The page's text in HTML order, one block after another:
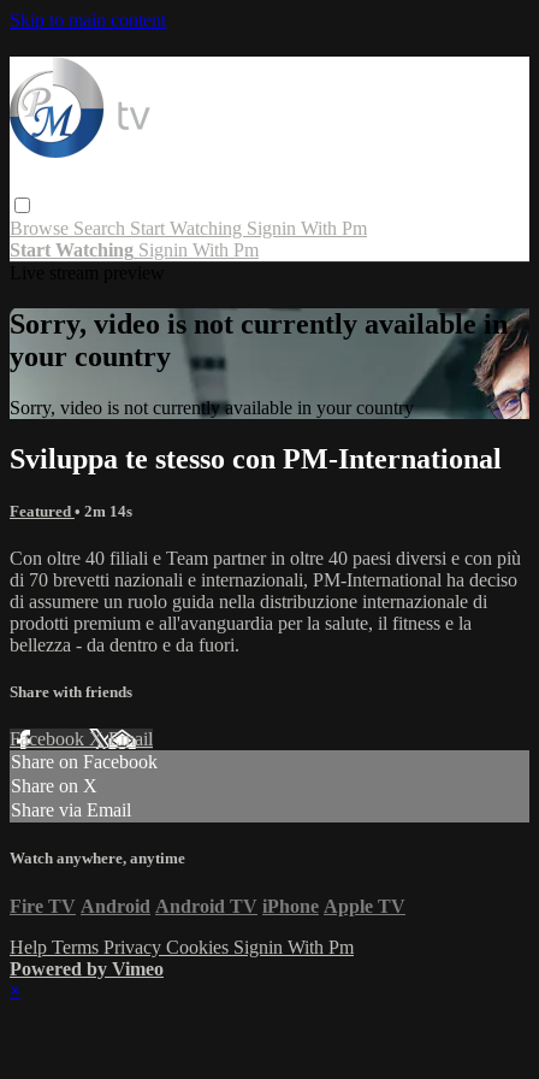
Skip to main content
Browse Search Start Watching Signin With Pm
Start Watching Signin With Pm
Sorry, video is not currently available in
your country
Sorry, video is not currently available in your country
Sviluppa te stesso con PM-International
Featured • 2m 14s
Con oltre 40 filiali e Team partner in oltre 40 paesi diversi e con più
di 70 brevetti nazionali e internazionali, PM-International ha deciso
di assumere un ruolo guida nella distribuzione internazionale di
prodotti premium e all'avanguardia per la salute, il fitness e la
bellezza - da dentro e da fuori.
Share with friends
Facebook XEmail
Share on Facebook
Share on X
Share via Email
Watch anywhere, anytime
Fire TV Android Android TV iPhone Apple TV
Help Terms Privacy Cookies Signin With Pm
Powered by Vimeo
×